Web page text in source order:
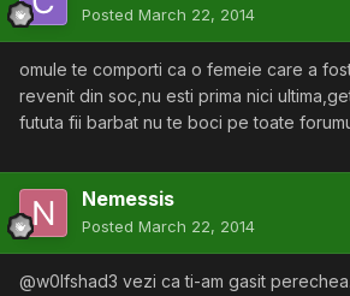
Posted March 22, 2014
omule te comporti ca o femeie care a
revenit din soc,nu esti prima nici
fututa fii barbat nu te boci pe toate
Nemessis
Posted March 22, 2014
@w0lfshad3 vezi ca ti-am gasit